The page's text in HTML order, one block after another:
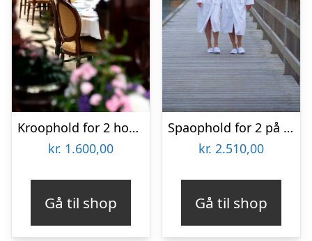
Kroophold for 2 hos Den Gamle Grænsekro
kr. 1.600,00
Gå til shop
Spaophold for 2 på Hotel Skansen
kr. 2.510,00
Gå til shop